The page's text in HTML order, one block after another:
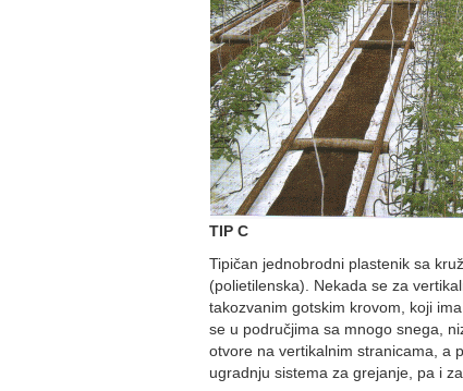
TIP C
Tipičan jednobrodni plastenik sa
(polietilenska). Nekada se za
takozvanim gotskim krovom, koji
se u područjima sa mnogo snega,
otvore na vertikalnim stranicama, a
ugradnju sistema za grejanje, pa i